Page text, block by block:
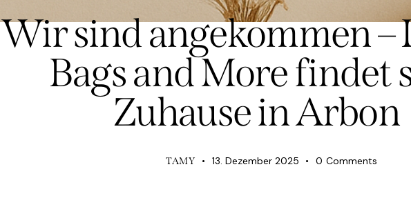
Wir sind angekommen –
Bags and More findet
Zuhause in Arbon
TAMY 13. Dezember 2025 0 Comments